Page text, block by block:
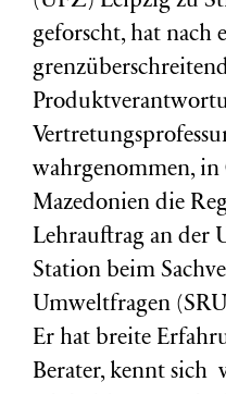
geforscht, hat nach
wahrgenommen, in
Mazedonien die
Lehrauftrag an der
Station beim
Umweltfragen (SRU
Er hat breite
Berater, kennt sich